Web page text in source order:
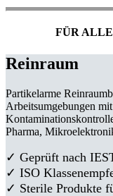
FÜR
Reinraum
Partikelarme
Arbeitsumgebungen
Pharma,
✓ Geprüft nach
✓ ISO
✓ Sterile Produkte